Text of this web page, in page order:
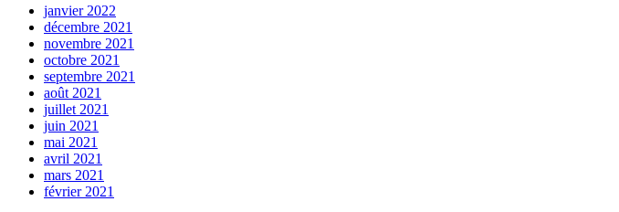
janvier 2022
décembre 2021
novembre 2021
octobre 2021
septembre 2021
août 2021
juillet 2021
juin 2021
mai 2021
avril 2021
mars 2021
février 2021